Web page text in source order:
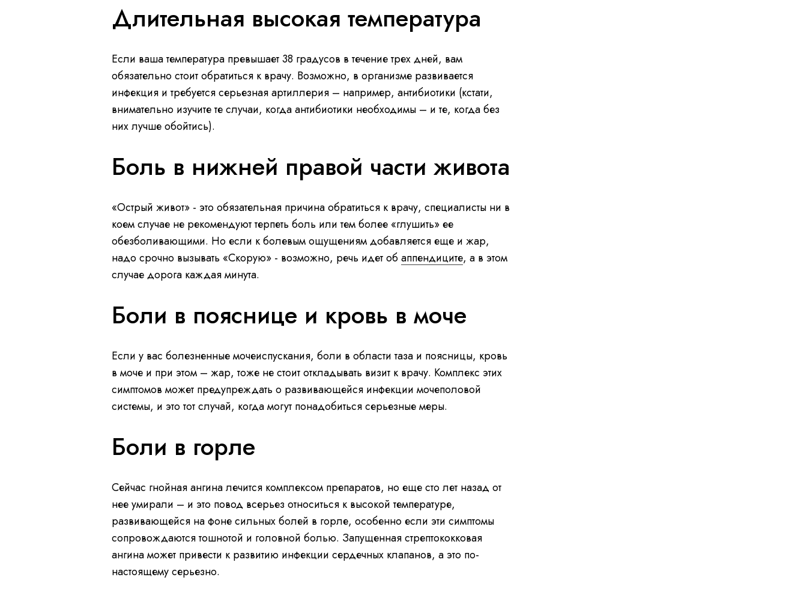
Длительная высокая температура
Если ваша температура превышает 38 градусов в течение трех дней, вам
обязательно стоит обратиться к врачу. Возможно, в организме развивается
инфекция и требуется серьезная артиллерия – например, антибиотики (кстати,
внимательно изучите те случаи, когда антибиотики необходимы – и те, когда без
них лучше обойтись).
Боль в нижней правой части живота
«Острый живот» - это обязательная причина обратиться к врачу, специалисты ни в
коем случае не рекомендуют терпеть боль или тем более «глушить» ее
обезболивающими. Но если к болевым ощущениям добавляется еще и жар,
надо срочно вызывать «Скорую» - возможно, речь идет обаппендиците, а в этом
случае дорога каждая минута.
Боли в пояснице и кровь в моче
Если у вас болезненные мочеиспускания, боли в области таза и поясницы, кровь
в моче и при этом – жар, тоже не стоит откладывать визит к врачу. Комплекс этих
симптомов может предупреждать о развивающейся инфекции мочеполовой
системы, и это тот случай, когда могут понадобиться серьезные меры.
Боли в горле
Сейчас гнойная ангина лечится комплексом препаратов, но еще сто лет назад от
нее умирали – и это повод всерьез относиться к высокой температуре,
развивающейся на фоне сильных болей в горле, особенно если эти симптомы
сопровождаются тошнотой и головной болью. Запущенная стрептококковая
ангина может привести к развитию инфекции сердечных клапанов, а это по-
настоящему серьезно.